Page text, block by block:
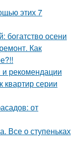
этих 7
богатство осени
Как
рекомендации
квартир серии
от
Все о ступеньках